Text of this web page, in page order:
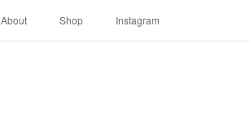
About Shop Instagram